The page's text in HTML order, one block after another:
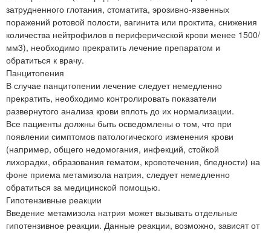
затрудненного глотания, стоматита, эрозивно-язвенных
поражений ротовой полости, вагинита или проктита, снижения
количества нейтрофилов в периферической крови менее 1500/
мм3), необходимо прекратить лечение препаратом и
обратиться к врачу.
Панцитопения
В случае панцитопении лечение следует немедленно
прекратить, необходимо контролировать показатели
развернутого анализа крови вплоть до их нормализации.
Все пациенты должны быть осведомлены о том, что при
появлении симптомов патологического изменения крови
(например, общего недомогания, инфекций, стойкой
лихорадки, образования гематом, кровотечения, бледности) на
фоне приема метамизола натрия, следует немедленно
обратиться за медицинской помощью.
Гипотензивные реакции
Введение метамизола натрия может вызывать отдельные
гипотензивное реакции. Данные реакции, возможно, зависят от